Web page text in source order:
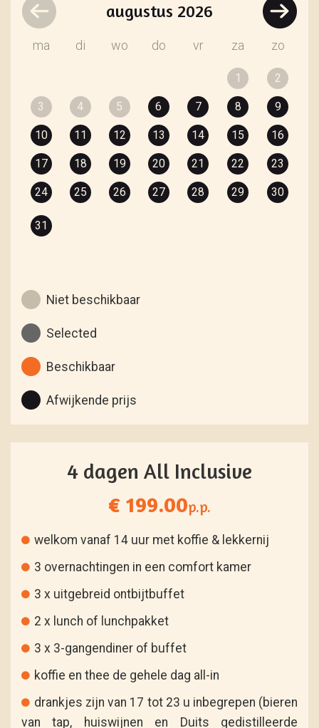
augustus 2026
ma di wo do vr za zo
1 2
3 4 5 6 7 8 9
10 11 12 13 14 15 16
17 18 19 20 21 22 23
24 25 26 27 28 29 30
31
Niet beschikbaar
Selected
Beschikbaar
Afwijkende prijs
4 dagen All Inclusive
€ 199.00p.p.
welkom vanaf 14 uur met koffie & lekkernij
3 overnachtingen in een comfort kamer
3 x uitgebreid ontbijtbuffet
2 x lunch of lunchpakket
3 x 3-gangendiner of buffet
koffie en thee de gehele dag all-in
drankjes zijn van 17 tot 23 u inbegrepen (bieren
van tap, huiswijnen en Duits gedistilleerde